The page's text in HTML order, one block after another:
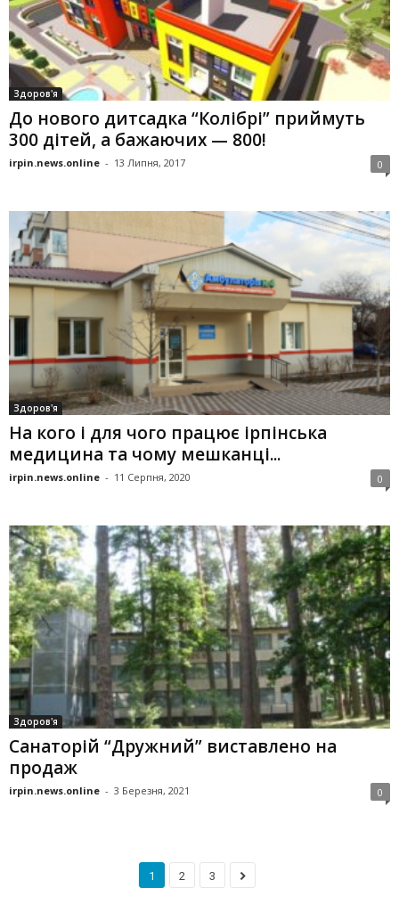
Здоров'я
До нового дитсадка “Колібрі” приймуть
300 дітей, а бажаючих — 800!
irpin.news.online - 13 Липня, 2017 0
Здоров'я
На кого і для чого працює ірпінська
медицина та чому мешканці...
irpin.news.online - 11 Серпня, 2020 0
Здоров'я
Санаторій “Дружний” виставлено на
продаж
irpin.news.online - 3 Березня, 2021 0
1 2 3